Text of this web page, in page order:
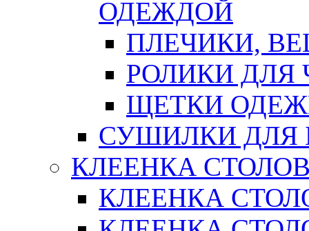
ОДЕЖДОЙ
ПЛЕЧИКИ,
РОЛИКИ ДЛЯ
ЩЕТКИ
СУШИЛКИ ДЛЯ
КЛЕЕНКА
КЛЕЕНКА